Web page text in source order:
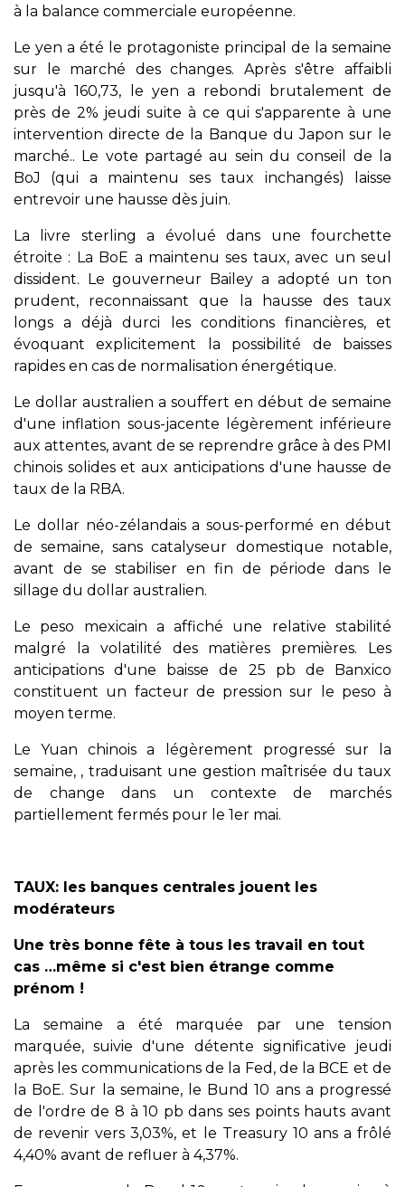
à la balance commerciale européenne.
Le yen a été le protagoniste principal de la semaine
sur le marché des changes. Après s'être affaibli
jusqu'à 160,73, le yen a rebondi brutalement de
près de 2% jeudi suite à ce qui s'apparente à une
intervention directe de la Banque du Japon sur le
marché.. Le vote partagé au sein du conseil de la
BoJ (qui a maintenu ses taux inchangés) laisse
entrevoir une hausse dès juin.
La livre sterling a évolué dans une fourchette
étroite : La BoE a maintenu ses taux, avec un seul
dissident. Le gouverneur Bailey a adopté un ton
prudent, reconnaissant que la hausse des taux
longs a déjà durci les conditions financières, et
évoquant explicitement la possibilité de baisses
rapides en cas de normalisation énergétique.
Le dollar australien a souffert en début de semaine
d'une inflation sous-jacente légèrement inférieure
aux attentes, avant de se reprendre grâce à des PMI
chinois solides et aux anticipations d'une hausse de
taux de la RBA.
Le dollar néo-zélandais a sous-performé en début
de semaine, sans catalyseur domestique notable,
avant de se stabiliser en fin de période dans le
sillage du dollar australien.
Le peso mexicain a affiché une relative stabilité
malgré la volatilité des matières premières. Les
anticipations d'une baisse de 25 pb de Banxico
constituent un facteur de pression sur le peso à
moyen terme.
Le Yuan chinois a légèrement progressé sur la
semaine, , traduisant une gestion maîtrisée du taux
de change dans un contexte de marchés
partiellement fermés pour le 1er mai.
TAUX: les banques centrales jouent les
modérateurs
Une très bonne fête à tous les travail en tout
cas …même si c'est bien étrange comme
prénom !
La semaine a été marquée par une tension
marquée, suivie d'une détente significative jeudi
après les communications de la Fed, de la BCE et de
la BoE. Sur la semaine, le Bund 10 ans a progressé
de l'ordre de 8 à 10 pb dans ses points hauts avant
de revenir vers 3,03%, et le Treasury 10 ans a frôlé
4,40% avant de refluer à 4,37%.